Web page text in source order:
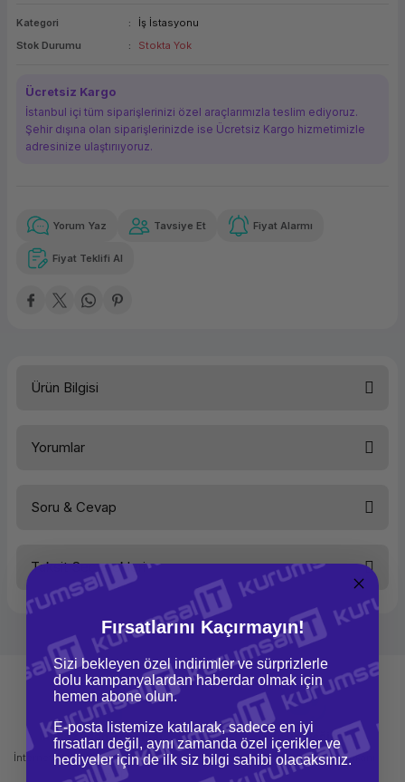
Kategori
İş İstasyonu
Stok Durumu
Stokta Yok
Ücretsiz Kargo
İstanbul içi tüm siparişlerinizi özel araçlarımızla teslim ediyoruz.
Şehir dışına olan siparişlerinizde ise Ücretsiz Kargo hizmetimizle
adresinize ulaştırııyoruz.
Güvenilir Alışveriş
Kolay iade imkanı
26.092,09 TL
Yorum Yaz Tavsiye Et Fiyat Alarmı
Fiyat Teklifi Al
Ürün Bilgisi
Yorumlar
Soru & Cevap
Ürün hakkında henüz soru sorulmamış.
Soru Sor
Taksit Seçenekleri
Mağazadan Teslimat
İnternetten sipariş et ve mağazadan
teslim al
İade ve Değişim
Kolay iade ve değişim imkanı
Fırsatlarını Kaçırmayın!
Sizi bekleyen özel indirimler ve sürprizlerle
dolu kampanyalardan haberdar olmak için
hemen abone olun.
E-posta listemize katılarak, sadece en iyi
fırsatları değil, aynı zamanda özel içerikler ve
hediyeler için de ilk siz bilgi sahibi olacaksınız.